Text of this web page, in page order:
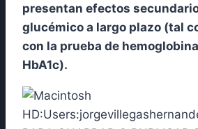
presentan efectos
glucémico a largo plazo (tal
con la prueba de
HbA1c).